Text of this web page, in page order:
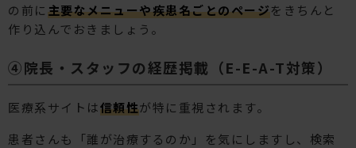
の前に主要なメニューや疾患名ごとのページをきちんと
作り込んでおきましょう。
④院長・スタッフの経歴掲載（E-E-A-T対策）
医療系サイトは信頼性が特に重視されます。
患者さんも「誰が治療するのか」を気にしますし、検索